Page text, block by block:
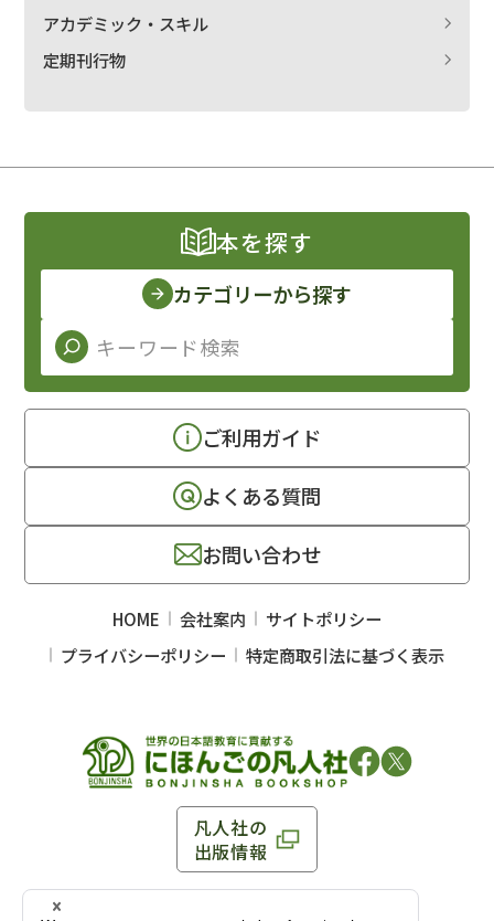
アカデミック・スキル
定期刊行物
凡人社の
出版情報
〒102-0093 東京都千代田区平河町 1-3-13 8F
本を探す
カテゴリーから探す
ご利用ガイド
よくある質問
お問い合わせ
HOME 会社案内
サイトポリシー
プライバシーポリシー
特定商取引法に基づく表示